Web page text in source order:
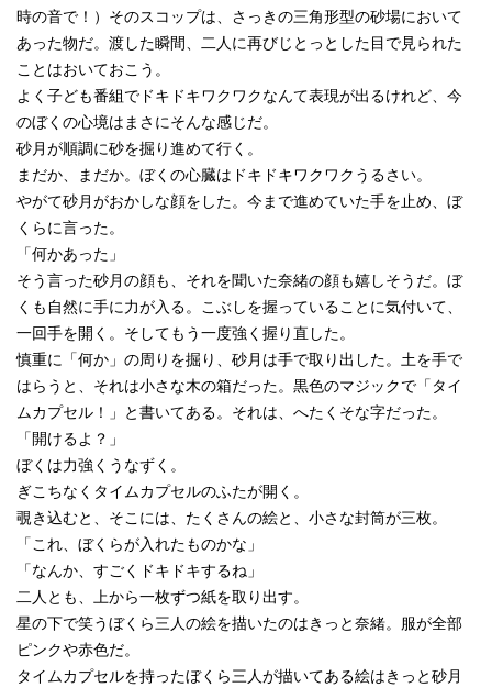
時の音で！）そのスコップは、さっきの三角形型の砂場において
あった物だ。渡した瞬間、二人に再びじとっとした目で見られた
ことはおいておこう。
よく子ども番組でドキドキワクワクなんて表現が出るけれど、今
のぼくの心境はまさにそんな感じだ。
砂月が順調に砂を掘り進めて行く。
まだか、まだか。ぼくの心臓はドキドキワクワクうるさい。
やがて砂月がおかしな顔をした。今まで進めていた手を止め、ぼ
くらに言った。
「何かあった」
そう言った砂月の顔も、それを聞いた奈緒の顔も嬉しそうだ。ぼ
くも自然に手に力が入る。こぶしを握っていることに気付いて、
一回手を開く。そしてもう一度強く握り直した。
慎重に「何か」の周りを掘り、砂月は手で取り出した。土を手で
はらうと、それは小さな木の箱だった。黒色のマジックで「タイ
ムカプセル！」と書いてある。それは、へたくそな字だった。
「開けるよ？」
ぼくは力強くうなずく。
ぎこちなくタイムカプセルのふたが開く。
覗き込むと、そこには、たくさんの絵と、小さな封筒が三枚。
「これ、ぼくらが入れたものかな」
「なんか、すごくドキドキするね」
二人とも、上から一枚ずつ紙を取り出す。
星の下で笑うぼくら三人の絵を描いたのはきっと奈緒。服が全部
ピンクや赤色だ。
タイムカプセルを持ったぼくら三人が描いてある絵はきっと砂月